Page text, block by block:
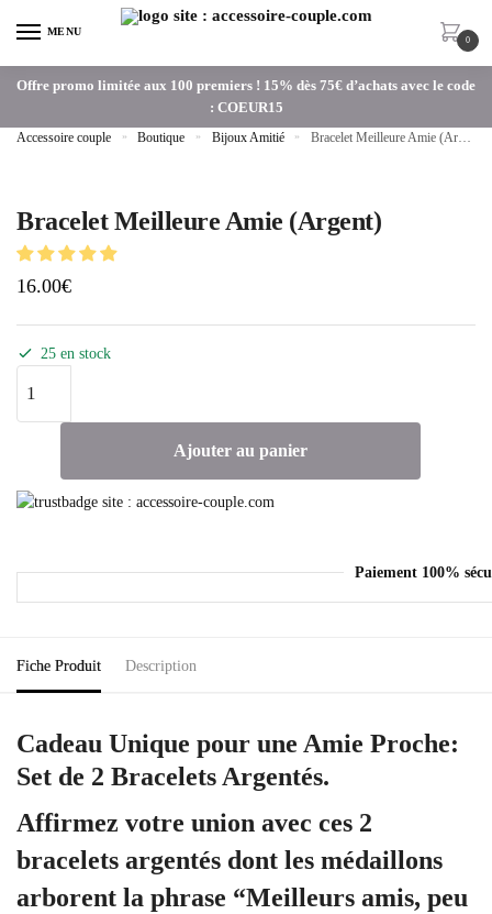
MENU
0
Offre promo limitée aux 100 premiers ! 15% dès 75€ d’achats avec le code
: COEUR15
Accessoire couple » Boutique » Bijoux Amitié » Bracelet Meilleure Amie (Argent)
Bracelet Meilleure Amie (Argent)
16.00€
25 en stock
Ajouter au panier
Paiement 100%
Fiche Produit Description
Cadeau Unique pour une Amie Proche:
Set de 2 Bracelets Argentés.
Affirmez votre union avec ces 2
bracelets argentés dont les médaillons
arborent la phrase “Meilleurs amis, peu